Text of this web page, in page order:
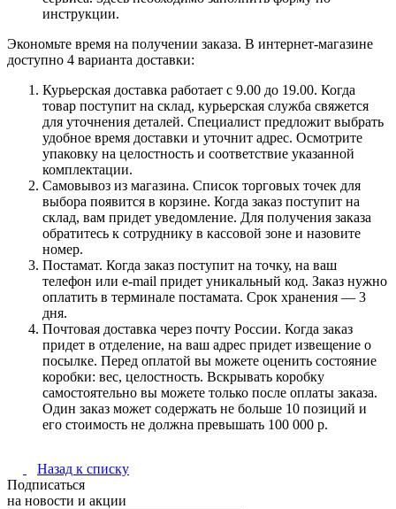
инструкции.
Экономьте время на получении заказа. В интернет-магазине
доступно 4 варианта доставки:
Курьерская доставка работает с 9.00 до 19.00. Когда
товар поступит на склад, курьерская служба свяжется
для уточнения деталей. Специалист предложит выбрать
удобное время доставки и уточнит адрес. Осмотрите
упаковку на целостность и соответствие указанной
комплектации.
Самовывоз из магазина. Список торговых точек для
выбора появится в корзине. Когда заказ поступит на
склад, вам придет уведомление. Для получения заказа
обратитесь к сотруднику в кассовой зоне и назовите
номер.
Постамат. Когда заказ поступит на точку, на ваш
телефон или e-mail придет уникальный код. Заказ нужно
оплатить в терминале постамата. Срок хранения — 3
дня.
Почтовая доставка через почту России. Когда заказ
придет в отделение, на ваш адрес придет извещение о
посылке. Перед оплатой вы можете оценить состояние
коробки: вес, целостность. Вскрывать коробку
самостоятельно вы можете только после оплаты заказа.
Один заказ может содержать не больше 10 позиций и
его стоимость не должна превышать 100 000 р.
Назад к списку
Подписаться
на новости и акции